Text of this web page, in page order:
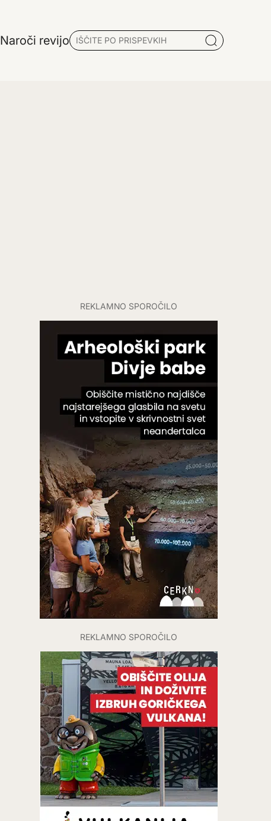
Naroči revijo
REKLAMNO SPOROČILO
REKLAMNO SPOROČILO